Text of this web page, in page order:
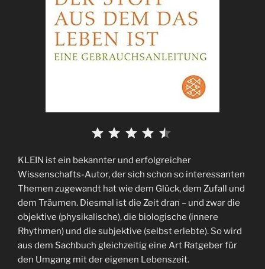
KLEIN ist ein bekannter und erfolgreicher
Wissenschafts-Autor, der sich schon so interessanten
Themen zugewandt hat wie dem Glück, dem Zufall und
dem Träumen. Diesmal ist die Zeit dran – und zwar die
objektive (physikalische), die biologische (innere
Rhythmen) und die subjektive (selbst erlebte). So wird
aus dem Sachbuch gleichzeitig eine Art Ratgeber für
den Umgang mit der eigenen Lebenszeit.